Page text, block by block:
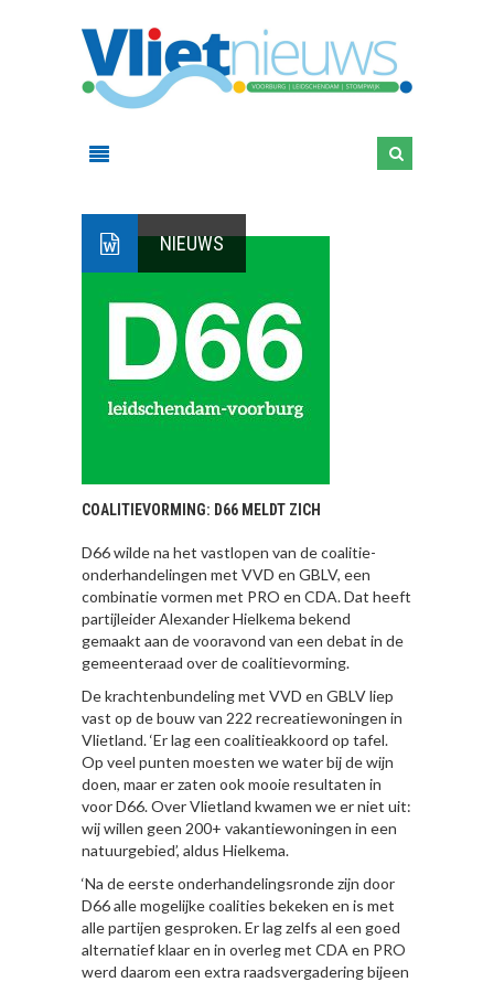
NIEUWS
COALITIEVORMING: D66 MELDT ZICH
D66 wilde na het vastlopen van de coalitie-
onderhandelingen met VVD en GBLV, een
combinatie vormen met PRO en CDA. Dat heeft
partijleider Alexander Hielkema bekend
gemaakt aan de vooravond van een debat in de
gemeenteraad over de coalitievorming.
De krachtenbundeling met VVD en GBLV liep
vast op de bouw van 222 recreatiewoningen in
Vlietland. ‘Er lag een coalitieakkoord op tafel.
Op veel punten moesten we water bij de wijn
doen, maar er zaten ook mooie resultaten in
voor D66. Over Vlietland kwamen we er niet uit:
wij willen geen 200+ vakantiewoningen in een
natuurgebied’, aldus Hielkema.
‘Na de eerste onderhandelingsronde zijn door
D66 alle mogelijke coalities bekeken en is met
alle partijen gesproken. Er lag zelfs al een goed
alternatief klaar en in overleg met CDA en PRO
werd daarom een extra raadsvergadering bijeen